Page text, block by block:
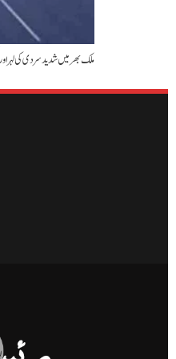
ملک بھر میں شدید سردی کی لہر اور گھنی دھند کے باعث